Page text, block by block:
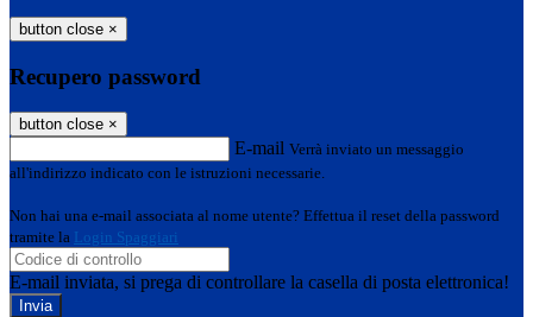
button close ×
Recupero password
button close ×
E-mail Verrà inviato un messaggio
all'indirizzo indicato con le istruzioni necessarie.
Non hai una e-mail associata al nome utente? Effettua il reset della password
tramite la Login Spaggiari
E-mail inviata, si prega di controllare la casella di posta elettronica!